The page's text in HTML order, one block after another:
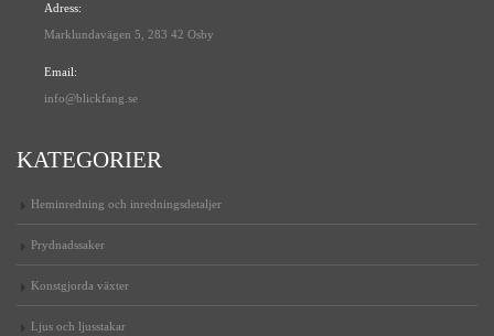
Adress:
Marklundavägen 5, 283 42 Osby
Email:
info@blickfang.se
KATEGORIER
Heminredning och inredningsdetaljer
Prydnadssaker
Konstgjorda växter
Ljus och ljusstakar